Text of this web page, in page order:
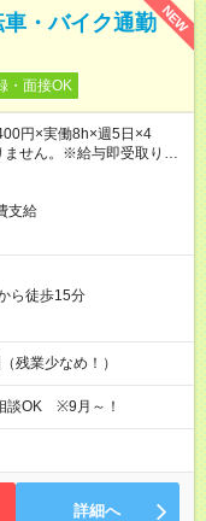
NEW
・バイク通勤
・面接OK
円×実働8h×週5日×4
せん。※給与即受取りサ
支給
ら徒歩15分
残業少なめ！）
談OK ※9月～！
詳細へ